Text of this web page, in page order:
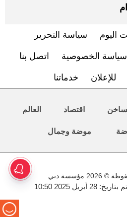
اليوم سياسة التحرير
سياسة الخصوصية اتصل بنا
للإعلان خدماتنا
اقتصاد العالم
موضة وجمال
مؤسسة دبي
2025 10:50